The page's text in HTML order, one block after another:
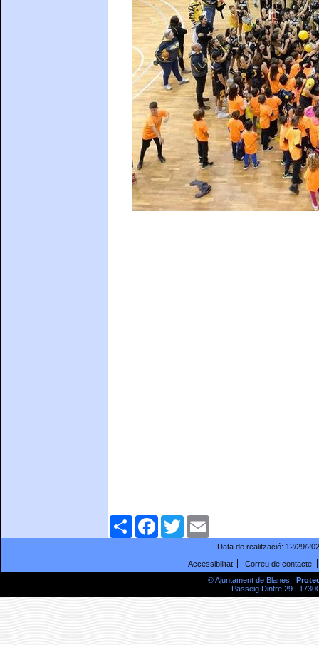
ComparteixFacebookTwitter
Data de realització: 12/29/
Accessibilitat
Correu de contacte
© Ajuntament de Blanes |
Passeig Dintre 29 |